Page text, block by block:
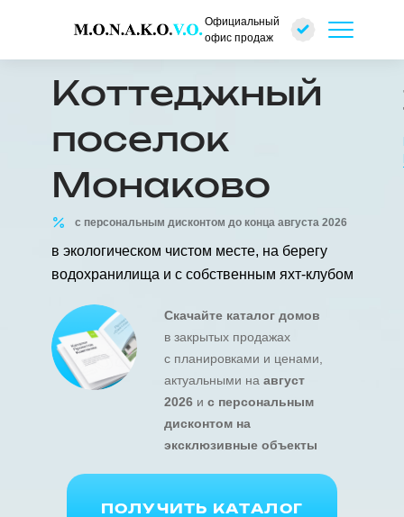
Официальный
офис продаж
Коттеджный
поселок
Монаково
с персональным дисконтом до конца августа 2026
в экологическом чистом месте, на берегу
водохранилища и с собственным яхт-клубом
Скачайте каталог домов
в закрытых продажах
с планировками и ценами,
актуальными на август
2026и с персональным
дисконтом на
эксклюзивные объекты
ПОЛУЧИТЬ КАТАЛОГ